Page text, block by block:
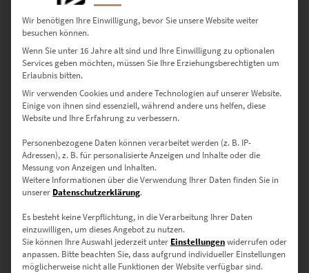
Drei stilvolle Ausführungen – für
deinen Wohncharakter
✔️Acrylglasbild– 4 mm starkes Acrylglas mit rückseitigem Alu-
Dibond – brillante Farben und Tiefenwirkung
✔️Leinwandbild – Strukturierte Künstlerleinwand, aufgezogen auf
✔️Poster– Seidenmatter Kunstdruck für flexible Rahmung oder
direkte Anbringung
Passende Größen – abgestimmt auf
jede Raumsituation
30 × 20 cm – für kleinere Räume oder Bildergruppen
Wir benötigen Ihre Einwilligung, bevor Sie unsere Website weiter
besuchen können.
Wenn Sie unter 16 Jahre alt sind und Ihre Einwilligung zu optionalen
Services geben möchten, müssen Sie Ihre Erziehungsberechtigten um
Erlaubnis bitten.
Wir verwenden Cookies und andere Technologien auf unserer Website.
Einige von ihnen sind essenziell, während andere uns helfen, diese
Website und Ihre Erfahrung zu verbessern.
Personenbezogene Daten können verarbeitet werden (z. B. IP-
Adressen), z. B. für personalisierte Anzeigen und Inhalte oder die
Messung von Anzeigen und Inhalten.
Weitere Informationen über die Verwendung Ihrer Daten finden Sie in
unserer Datenschutzerklärung.
Es besteht keine Verpflichtung, in die Verarbeitung Ihrer Daten
einzuwilligen, um dieses Angebot zu nutzen.
Sie können Ihre Auswahl jederzeit unter Einstellungenwiderrufen oder
anpassen. Bitte beachten Sie, dass aufgrund individueller Einstellungen
möglicherweise nicht alle Funktionen der Website verfügbar sind.